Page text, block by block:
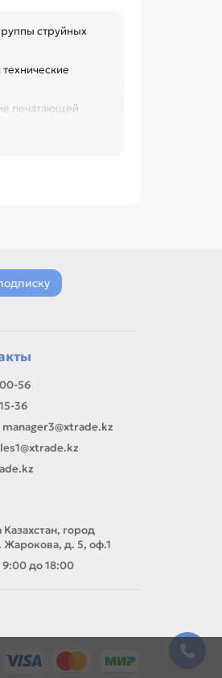
струйных
печатающей
56
36
manager3@xtrade.kz
Казахстан, город
д. 5, оф.1
9:00 до 18:00